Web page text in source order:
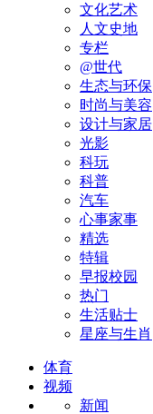
文化艺术
人文史地
专栏
@世代
生态与环保
时尚与美容
设计与家居
光影
科玩
科普
汽车
心事家事
精选
特辑
早报校园
热门
生活贴士
星座与生肖
体育
视频
新闻